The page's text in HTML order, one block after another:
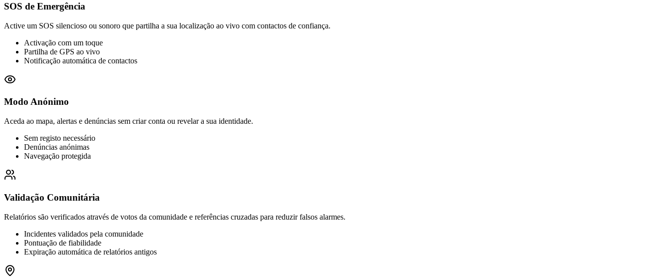
SOS de Emergência
Active um SOS silencioso ou sonoro que partilha a sua localização ao vivo com contactos de confiança.
Activação com um toque
Partilha de GPS ao vivo
Notificação automática de contactos
Modo Anónimo
Aceda ao mapa, alertas e denúncias sem criar conta ou revelar a sua identidade.
Sem registo necessário
Denúncias anónimas
Navegação protegida
Validação Comunitária
Relatórios são verificados através de votos da comunidade e referências cruzadas para reduzir falsos alarmes.
Incidentes validados pela comunidade
Pontuação de fiabilidade
Expiração automática de relatórios antigos